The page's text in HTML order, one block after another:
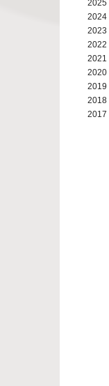
2025
2024
2023
2022
2021
2020
2019
2018
2017